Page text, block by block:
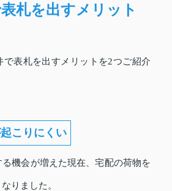
札を出すメリット
で表札を出すメリットを2つご紹介
こりにくい
機会が増えた現在、宅配の荷物を
りました。